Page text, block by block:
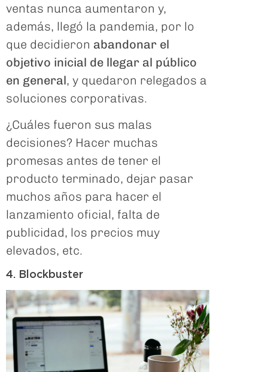
ventas nunca aumentaron y,
además, llegó la pandemia, por lo
que decidieron abandonar el
objetivo inicial de llegar al público
en general, y quedaron relegados a
soluciones corporativas.
¿Cuáles fueron sus malas
decisiones? Hacer muchas
promesas antes de tener el
producto terminado, dejar pasar
muchos años para hacer el
lanzamiento oficial, falta de
publicidad, los precios muy
elevados, etc.
4. Blockbuster